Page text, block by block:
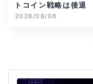
トコイン戦略は後退
2026/08/06